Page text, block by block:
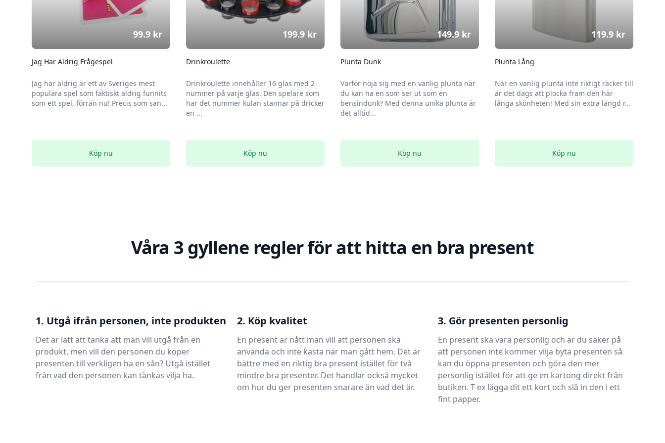
Jag Har Aldrig Frågespel
Jag har aldrig är ett av Sveriges mest
populära spel som faktiskt aldrig funnits
som ett spel, förrän nu! Precis som san...
99.9 kr
Köp nu
Drinkroulette
Drinkroulette innehåller 16 glas med 2
nummer på varje glas. Den spelare som
har det nummer kulan stannar på dricker
en ...
199.9 kr
Köp nu
Plunta Dunk
Varför nöja sig med en vanlig plunta när
du kan ha en som ser ut som en
bensindunk? Med denna unika plunta är
det alltid...
149.9 kr
Köp nu
Plunta Lång
När en vanlig plunta inte riktigt räcker till
är det dags att plocka fram den här
långa skönheten! Med sin extra längd r...
119.9 kr
Köp nu
Våra 3 gyllene regler för att hitta en bra present
1. Utgå ifrån personen, inte produkten
Det är lätt att tänka att man vill utgå från en
produkt, men vill den personen du köper
presenten till verkligen ha en sån? Utgå istället
från vad den personen kan tänkas vilja ha.
2. Köp kvalitet
En present är nått man vill att personen ska
använda och inte kasta när man gått hem. Det är
bättre med en riktig bra present istället för två
mindre bra presenter. Det handlar också mycket
om hur du ger presenten snarare än vad det är.
3. Gör presenten personlig
En present ska vara personlig och är du säker på
att personen inte kommer vilja byta presenten så
kan du öppna presenten och göra den mer
personlig istället för att ge en kartong direkt från
butiken. T ex lägga dit ett kort och slå in den i ett
fint papper.